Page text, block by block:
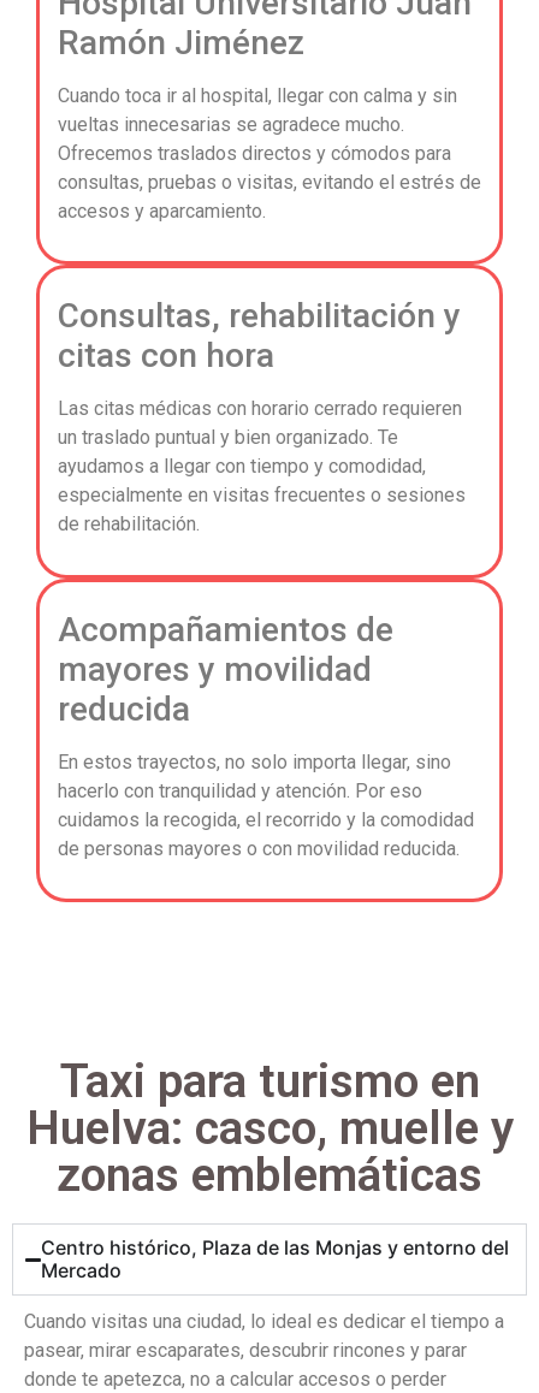
Ramón Jiménez
Cuando toca ir al hospital, llegar con calma y sin
vueltas innecesarias se agradece mucho.
Ofrecemos traslados directos y cómodos para
consultas, pruebas o visitas, evitando el estrés de
accesos y aparcamiento.
Consultas, rehabilitación y
citas con hora
Las citas médicas con horario cerrado requieren
un traslado puntual y bien organizado. Te
ayudamos a llegar con tiempo y comodidad,
especialmente en visitas frecuentes o sesiones
de rehabilitación.
Acompañamientos de
mayores y movilidad
reducida
En estos trayectos, no solo importa llegar, sino
hacerlo con tranquilidad y atención. Por eso
cuidamos la recogida, el recorrido y la comodidad
de personas mayores o con movilidad reducida.
Taxi para turismo en
Huelva: casco, muelle y
zonas emblemáticas
Centro histórico, Plaza de las Monjas y entorno del
Mercado
Cuando visitas una ciudad, lo ideal es dedicar el tiempo a
pasear, mirar escaparates, descubrir rincones y parar
donde te apetezca, no a calcular accesos o perder